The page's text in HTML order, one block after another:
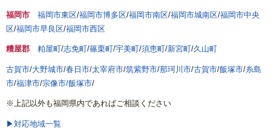
福岡市 福岡市東区/福岡市博多区/福岡市南区/福岡市城南区/福岡市中央
区/福岡市早良区/福岡市西区
糟屋郡 粕屋町/志免町/篠栗町/宇美町/須恵町/新宮町/久山町
古賀市/大野城市/春日市/太宰府市/筑紫野市/那珂川市/古賀市/飯塚市/糸島
市/福津市/宗像市/飯塚市/
※上記以外も福岡県内であればご相談ください
▶対応地域一覧